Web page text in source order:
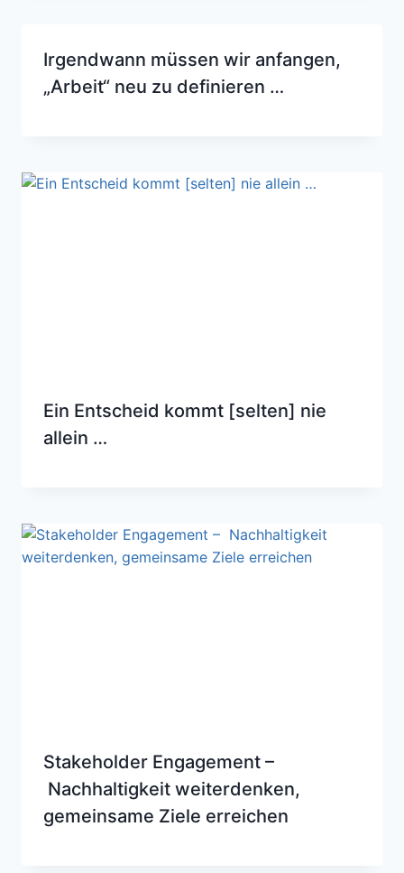
Irgendwann müssen wir anfangen,
„Arbeit“ neu zu definieren …
Ein Entscheid kommt [selten] nie
allein …
Stakeholder Engagement –
Nachhaltigkeit weiterdenken,
gemeinsame Ziele erreichen